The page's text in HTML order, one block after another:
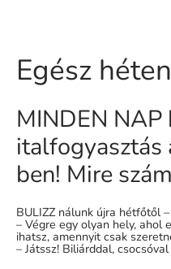
Egész
MINDEN
italfogyasztás
ben! Mire
BULIZZ nálunk újra hétfőtől
– Végre egy olyan hely, ahol
ihatsz, amennyit csak
– Játssz! Biliárddal,